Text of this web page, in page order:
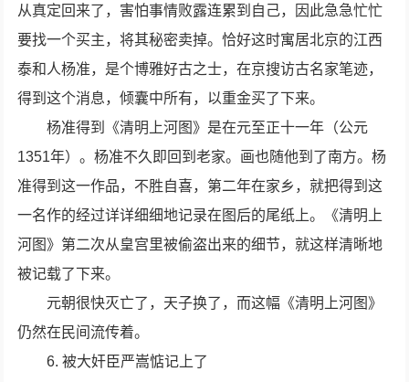
从真定回来了，害怕事情败露连累到自己，因此急急忙忙
要找一个买主，将其秘密卖掉。恰好这时寓居北京的江西
泰和人杨准，是个博雅好古之士，在京搜访古名家笔迹，
得到这个消息，倾囊中所有，以重金买了下来。
杨准得到《清明上河图》是在元至正十一年（公元
1351年）。杨准不久即回到老家。画也随他到了南方。杨
准得到这一作品，不胜自喜，第二年在家乡，就把得到这
一名作的经过详详细细地记录在图后的尾纸上。《清明上
河图》第二次从皇宫里被偷盗出来的细节，就这样清晰地
被记载了下来。
元朝很快灭亡了，天子换了，而这幅《清明上河图》
仍然在民间流传着。
6. 被大奸臣严嵩惦记上了